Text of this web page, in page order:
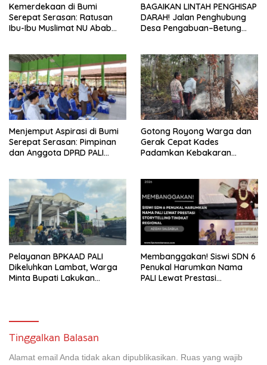
Kemerdekaan di Bumi
Serepat Serasan: Ratusan
Ibu-Ibu Muslimat NU Abab
Indonesia
BAGAIKAN LINTAH PENGHISAP
DARAH! Jalan Penghubung
Desa Pengabuan–Betung
Kerok
Menjemput Aspirasi di Bumi
Serepat Serasan: Pimpinan
dan Anggota DPRD PALI
Melalui Reses Ke-2 Tahun
2026
Gotong Royong Warga dan
Gerak Cepat Kades
Padamkan Kebakaran
Pelayanan BPKAAD PALI
Dikeluhkan Lambat, Warga
Minta Bupati Lakukan
Membanggakan! Siswi SDN 6
Penukal Harumkan Nama
PALI Lewat Prestasi
Tinggalkan Balasan
Alamat email Anda tidak akan dipublikasikan. Ruas yang wajib